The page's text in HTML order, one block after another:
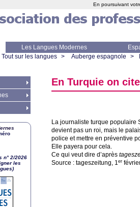
Les Langues Modernes
Tout sur les langues > Auberge espagnole >
En Turquie on
La journaliste turque populaire
devient pas un roi, mais le
police et mettre en préventive
Elle payera pour cela.
Ce qui veut dire d’après
Source : tageszeitung, 1er
n° 2/2026
les
En poursuivant